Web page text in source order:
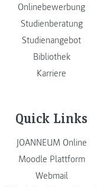
Onlinebewerbung
Studienberatung
Studienangebot
Bibliothek
Karriere
Quick Links
JOANNEUM Online
Moodle Plattform
Webmail